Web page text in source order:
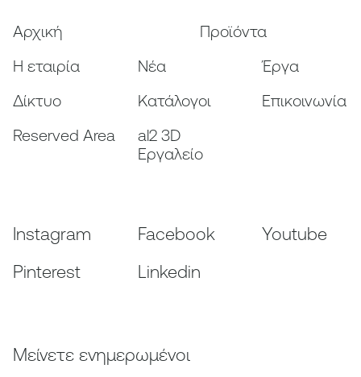
Αρχική
Προϊόντα
Η εταιρία
Nέα
Έργα
Δίκτυο
Κατάλογοι
Επικοινωνία
Reserved Area
al2 3D
Εργαλείο
Instagram Facebook
Youtube
Pinterest
Linkedin
Μείνετε ενημερωμένοι